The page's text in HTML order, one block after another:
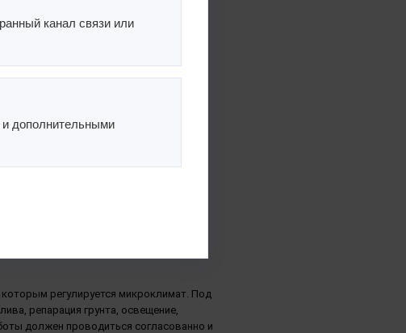
канал связи или
дополнительными
регулируется микроклимат. Под
репарация грунта, освещение,
должен проводиться согласованно и